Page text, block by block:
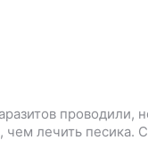
проводили,
лечить песика.